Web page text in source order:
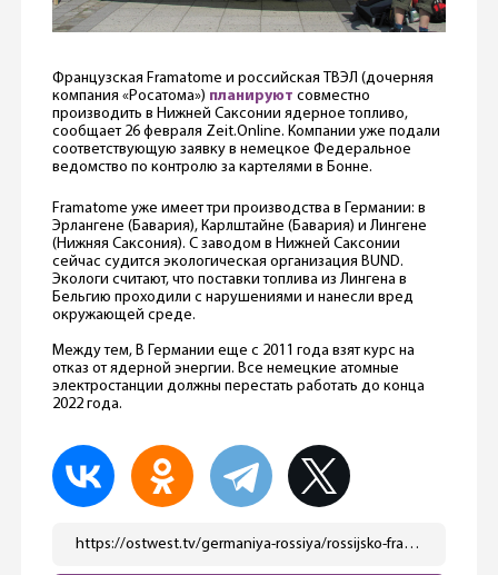
Французская Framatome и российская ТВЭЛ (дочерняя
компания «Росатома») планируют совместно
производить в Нижней Саксонии ядерное топливо,
сообщает 26 февраля Zeit.Online. Компании уже подали
соответствующую заявку в немецкое Федеральное
ведомство по контролю за картелями в Бонне.
Framatome уже имеет три производства в Германии: в
Эрлангене (Бавария), Карлштайне (Бавария) и Лингене
(Нижняя Саксония). C заводом в Нижней Саксонии
сейчас судится экологическая организация BUND.
Экологи считают, что поставки топлива из Лингена в
Бельгию проходили с нарушениями и нанесли вред
окружающей среде.
Между тем, В Германии еще с 2011 года взят курс на
отказ от ядерной энергии. Все немецкие атомные
электростанции должны перестать работать до конца
2022 года.
https://ostwest.tv/germaniya-rossiya/rossijsko-francuzskoe-proizvodstvo-yadernogo-topliva-v-germanii/